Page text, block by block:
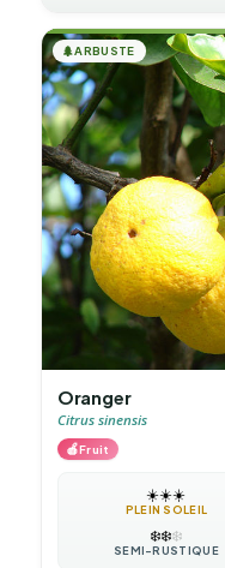
🌲ARBUSTE
Oranger
Citrus sinensis
🍎Fruit
☀️☀️☀️
PLEIN SOLEIL
❄️❄️❄️
SEMI-RUSTIQUE